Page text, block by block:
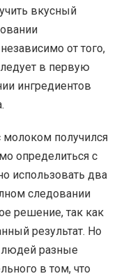
вкусный
от того,
в первую
ингредиентов
получился
определиться с
использовать два
следовании
решение, так как
результат. Но
людей разные
в том, что